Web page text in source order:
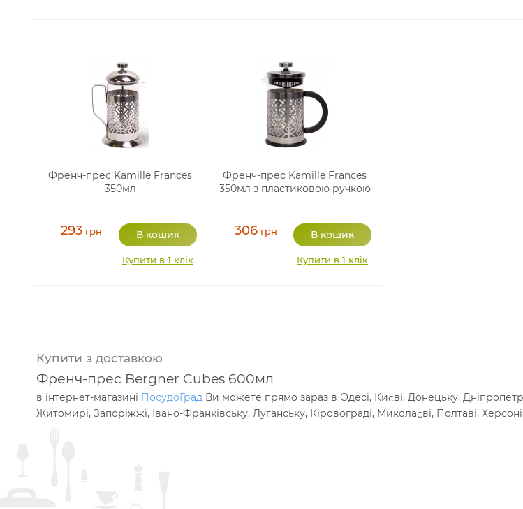
Френч-прес Kamille Frances
350мл
293грн
Купити в 1 клік
Френч-прес Kamille Frances
350мл з пластиковою ручкою
306грн
Купити в 1 клік
Купити з доставкою
Френч-прес Bergner Cubes 600мл
в інтернет-магазині ПосудоГрад Ви можете прямо зараз в Одесі, Києві, Донецьку,
Житомирі, Запоріжжі, Івано-Франківську, Луганську, Кіровограді, Миколаєві, Полтаві,